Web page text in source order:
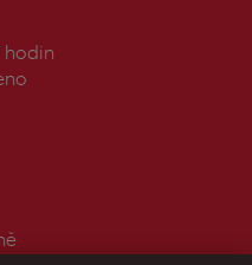
hodin